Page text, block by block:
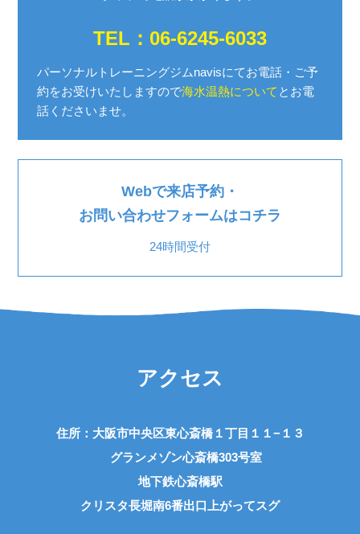
TEL：06-6245-6033
パーソナルトレーニングジムnavisにてお電話・ご予
約をお受けいたしますので海水温熱について とお電
話くださいませ。
Webで来店予約・
お問い合わせフォームはコチラ
24時間受付
アクセス
住所：大阪市中央区東心斎橋１丁目１１−１３
グランメゾン心斎橋303号室
地下鉄心斎橋駅
クリスタ長堀南6番出口上がってスグ